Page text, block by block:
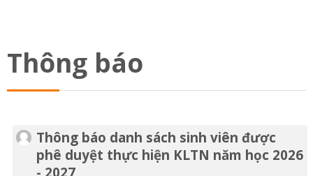
kiếm
khoá
Thông báo
Thông báo danh sách sinh viên được
phê duyệt thực hiện KLTN năm học 2026
- 2027